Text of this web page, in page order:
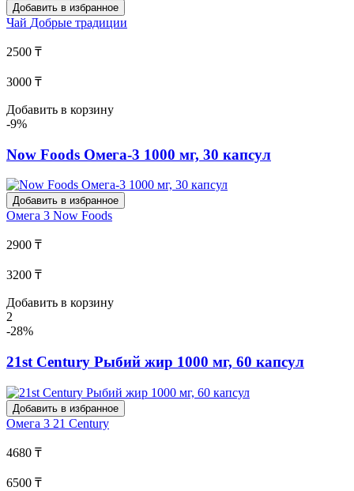
Добавить в избранное
Чай Добрые традиции
2500 ₸
3000 ₸
Добавить в корзину
-9%
Now Foods Омега-3 1000 мг, 30 капсул
Добавить в избранное
Омега 3 Now Foods
2900 ₸
3200 ₸
Добавить в корзину
2
-28%
21st Century Рыбий жир 1000 мг, 60 капсул
Добавить в избранное
Омега 3 21 Century
4680 ₸
6500 ₸